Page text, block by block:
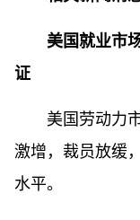
美国就业市
证
美国劳动力
激增，裁员放缓
水平。